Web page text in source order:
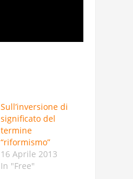
Sull’inversione di
significato del
termine
“riformismo”
16 Aprile 2013
In "Free"